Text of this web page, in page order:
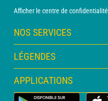
Afficher le centre de confidentialité
NOS SERVICES
Abonnement METEO Xpert
Abonnement METEO PRO
Consultation avec un prévisionniste
LÉGENDES
Légende des cartes
Légende des pictogrammes
APPLICATIONS